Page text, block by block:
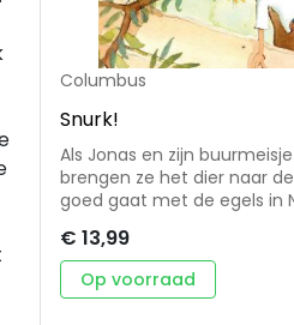
Columbus
Snurk!
Als Jonas en zijn
brengen ze het dier naar
goed gaat met de egels in
hen in woont, lijkt niet van
Jonas en Yuna zich in de
een motor staan. Is dat
€ 13,99
Op voorraad